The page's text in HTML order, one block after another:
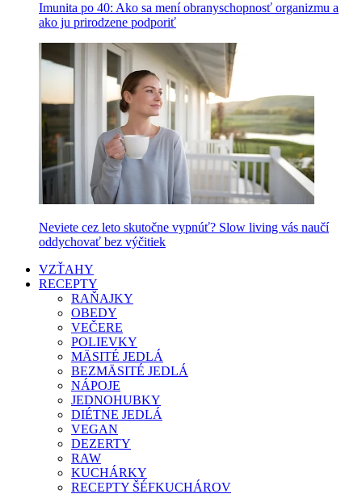
Imunita po 40: Ako sa mení obranyschopnosť organizmu a
ako ju prirodzene podporiť
Neviete cez leto skutočne vypnúť? Slow living vás naučí
oddychovať bez výčitiek
VZŤAHY
RECEPTY
RAŇAJKY
OBEDY
VEČERE
POLIEVKY
MÄSITÉ JEDLÁ
BEZMÄSITÉ JEDLÁ
NÁPOJE
JEDNOHUBKY
DIÉTNE JEDLÁ
VEGAN
DEZERTY
RAW
KUCHÁRKY
RECEPTY ŠÉFKUCHÁROV